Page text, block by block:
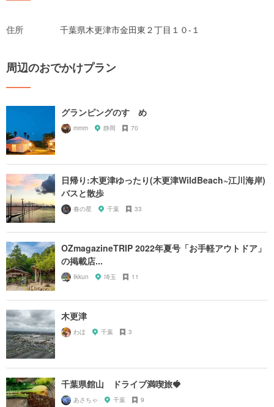
住所 千葉県木更津市金田東２丁目１０-１
周辺のおでかけプラン
グランピングのすゝめ
mmm 静岡 70
日帰り:木更津ゆったり(木更津WildBeach~江川海岸)
バスと散歩
春の星 千葉 33
OZmagazineTRIP 2022年夏号「お手軽アウトドア」
の掲載店...
Ikkun 埼玉 11
木更津
わほ 千葉 3
千葉県館山 ドライブ満喫旅🍓
あさちゃ 千葉 9